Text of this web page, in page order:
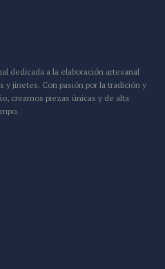
dedicada a la elaboración artesanal
y jinetes. Con pasión por la tradición y
creamos piezas únicas y de alta